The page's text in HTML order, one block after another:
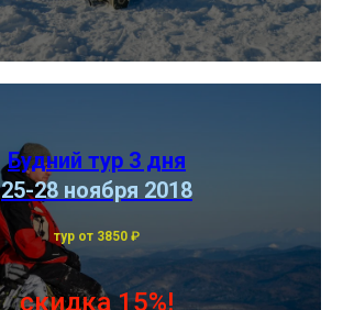
Будний тур 3 дня
25-28 ноября 2018
тур от 3850 ₽
скидка 15%!